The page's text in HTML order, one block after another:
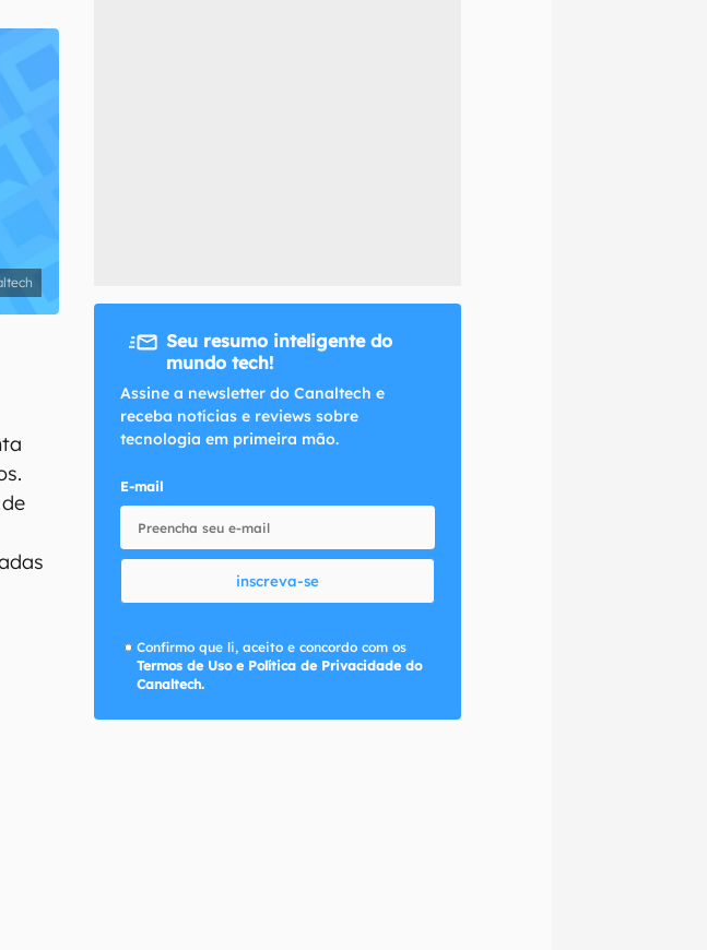
e Política de Privacidade do Canaltech.
Seu resumo inteligente do
mundo tech!
Assine a newsletter do Canaltech e
receba notícias e reviews sobre
tecnologia em primeira mão.
E-mail
inscreva-se
Confirmo que li, aceito e concordo com os
Termos de Uso e Política de Privacidade do
Canaltech.